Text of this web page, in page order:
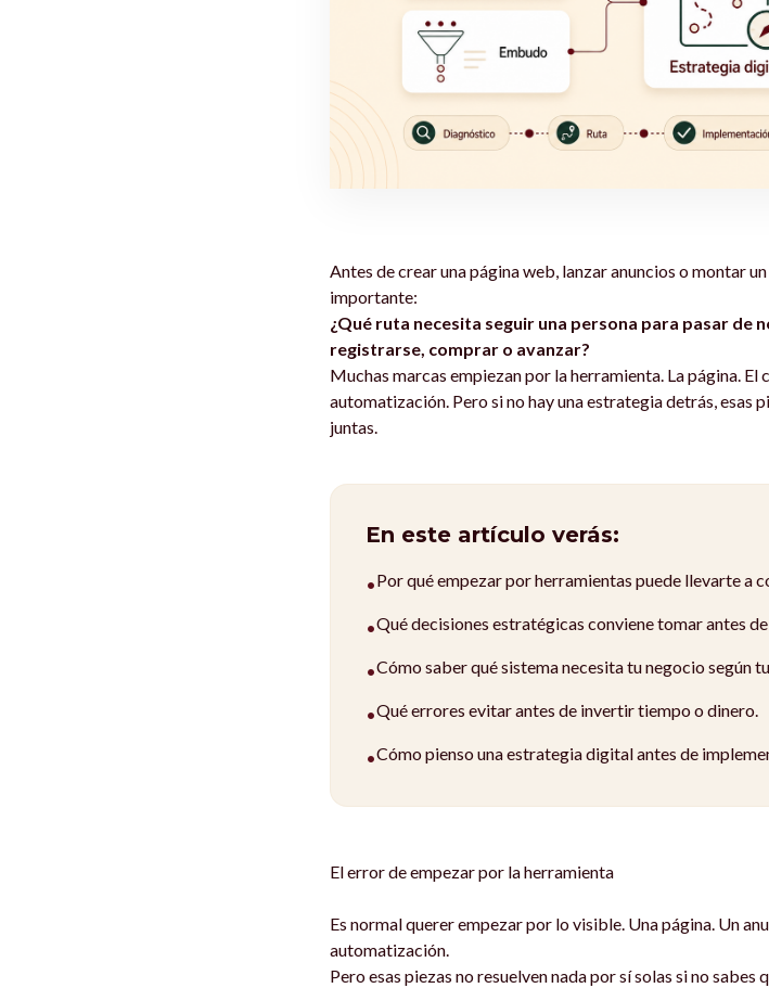
Antes de crear una página web, lanzar anuncios o montar
importante:
¿Qué ruta necesita seguir una persona para pasar de
registrarse, comprar o avanzar?
Muchas marcas empiezan por la herramienta. La página. El
automatización. Pero si no hay una estrategia detrás, esas
juntas.
En este artículo verás:
•Por qué empezar por herramientas puede llevarte a
•Qué decisiones estratégicas conviene tomar antes
•Cómo saber qué sistema necesita tu negocio según
•Qué errores evitar antes de invertir tiempo o dinero.
•Cómo pienso una estrategia digital antes de
El error de empezar por la herramienta
Es normal querer empezar por lo visible. Una página. Un
automatización.
Pero esas piezas no resuelven nada por sí solas si no